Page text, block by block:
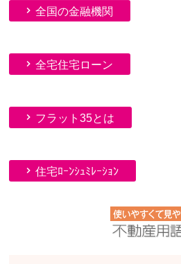
全国の金融機関
全宅住宅ローン
フラット35とは
住宅ﾛｰﾝｼｭﾐﾚｰｼｮﾝ